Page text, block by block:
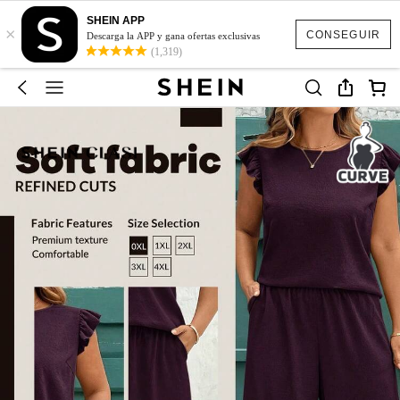
CONSEGUIR
×
SHEIN APP
Descarga la APP y gana ofertas exclusivas
(1,319)